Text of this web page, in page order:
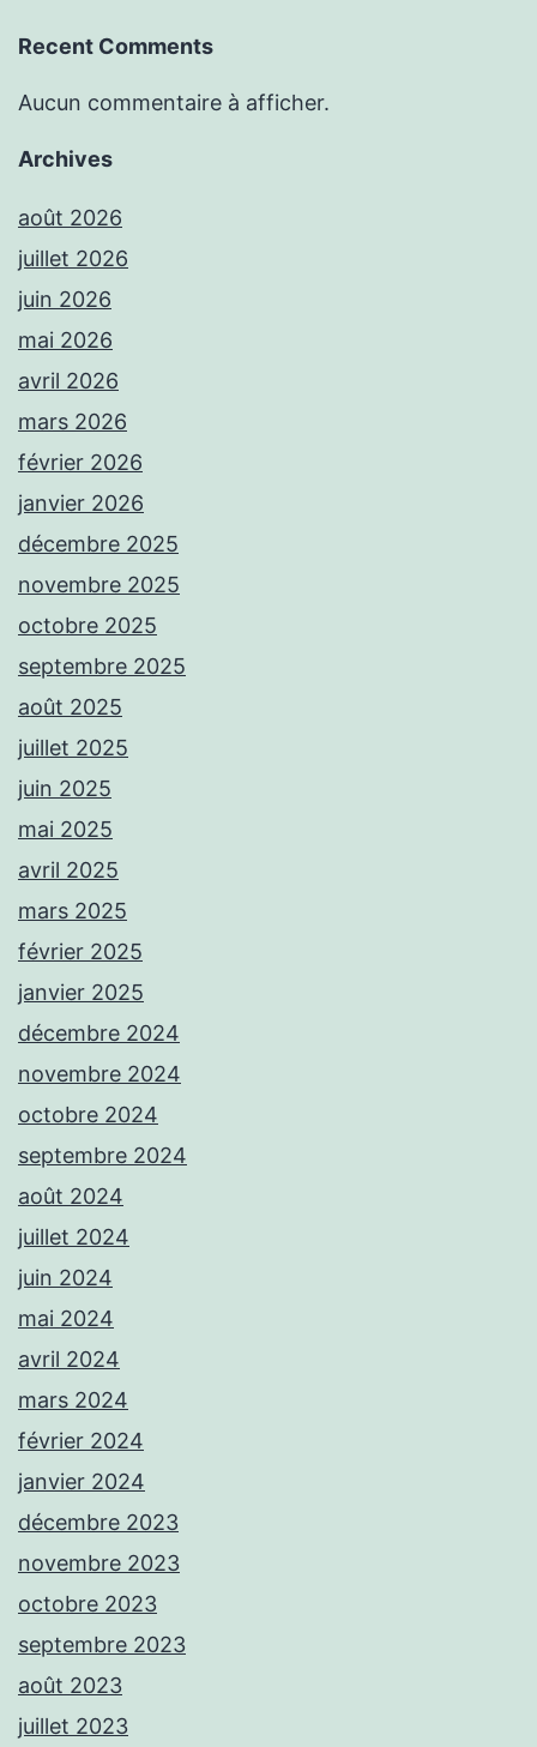
Recent Comments
Aucun commentaire à afficher.
Archives
août 2026
juillet 2026
juin 2026
mai 2026
avril 2026
mars 2026
février 2026
janvier 2026
décembre 2025
novembre 2025
octobre 2025
septembre 2025
août 2025
juillet 2025
juin 2025
mai 2025
avril 2025
mars 2025
février 2025
janvier 2025
décembre 2024
novembre 2024
octobre 2024
septembre 2024
août 2024
juillet 2024
juin 2024
mai 2024
avril 2024
mars 2024
février 2024
janvier 2024
décembre 2023
novembre 2023
octobre 2023
septembre 2023
août 2023
juillet 2023